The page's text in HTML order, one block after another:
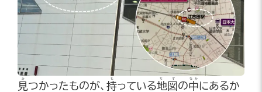
見
み
つかったものが、 持
も
っている地図
ちず
の中
なか
にあるか